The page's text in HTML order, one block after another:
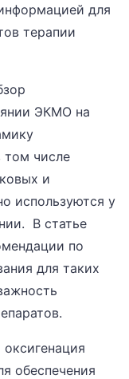
для
терапии
ЭКМО на
том числе
и
используются у
В статье
по
для таких
обеспечения